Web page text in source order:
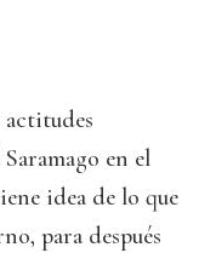
en el
idea de lo que
para después